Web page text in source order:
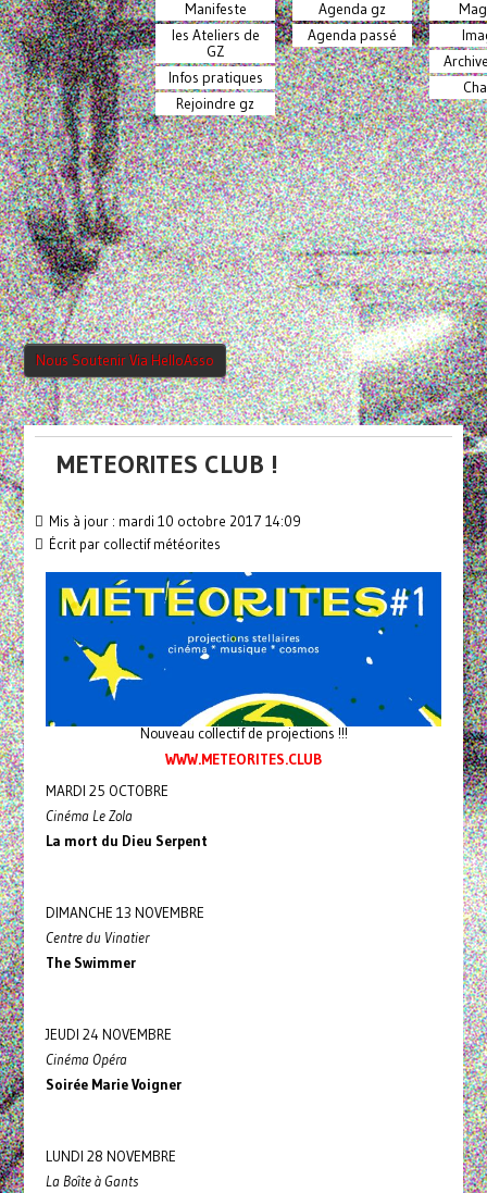
Manifeste
les Ateliers de
GZ
Infos pratiques
Rejoindre gz
Agenda gz
Agenda passé
Nous Soutenir Via HelloAsso
METEORITES CLUB !
Mis à jour : mardi 10 octobre 2017 14:09
Écrit par collectif météorites
Nouveau collectif de projections !!!
WWW.METEORITES.CLUB
MARDI 25 OCTOBRE
Cinéma Le Zola
La mort du Dieu Serpent
DIMANCHE 13 NOVEMBRE
Centre du Vinatier
The Swimmer
JEUDI 24 NOVEMBRE
Cinéma Opéra
Soirée Marie Voigner
LUNDI 28 NOVEMBRE
La Boîte à Gants